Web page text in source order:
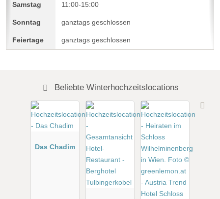
11:00-15:00
ganztags geschlossen
ganztags geschlossen
Beliebte Winterhochzeitslocations
Das Chadim